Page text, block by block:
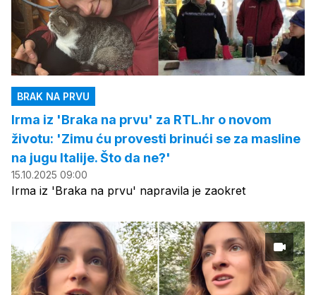
BRAK NA PRVU
Irma iz 'Braka na prvu' za RTL.hr o novom
životu: 'Zimu ću provesti brinući se za masline
na jugu Italije. Što da ne?'
15.10.2025 09:00
Irma iz 'Braka na prvu' napravila je zaokret